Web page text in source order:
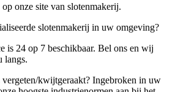
onze site van slotenmakerij.
slotenmakerij in uw omgeving?
is 24 op 7 beschikbaar. Bel ons en wij
langs.
vergeten/kwijtgeraakt? Ingebroken in uw